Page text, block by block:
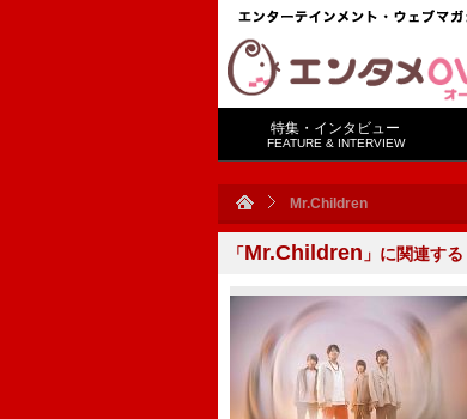
特集・インタビュー
FEATURE & INTERVIEW
Mr.Children
「Mr.Children 」に関連する